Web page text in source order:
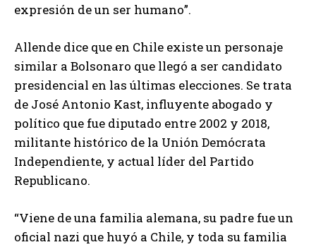
expresión de un ser humano”.
Allende dice que en Chile existe un personaje
similar a Bolsonaro que llegó a ser candidato
presidencial en las últimas elecciones. Se trata
de José Antonio Kast, influyente abogado y
político que fue diputado entre 2002 y 2018,
militante histórico de la Unión Demócrata
Independiente, y actual líder del Partido
Republicano.
“Viene de una familia alemana, su padre fue un
oficial nazi que huyó a Chile, y toda su familia